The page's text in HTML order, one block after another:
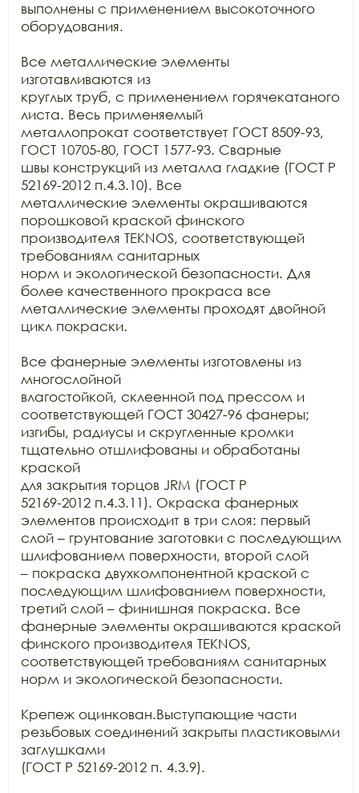
выполнены с применением высокоточного
оборудования.
Все металлические элементы
изготавливаются из
круглых труб, с применением горячекатаного
листа. Весь применяемый
металлопрокат соответствует ГОСТ 8509-93,
ГОСТ 10705-80, ГОСТ 1577-93. Сварные
швы конструкций из металла гладкие (ГОСТ Р
52169-2012 п.4.3.10). Все
металлические элементы окрашиваются
порошковой краской финского
производителя TEKNOS, соответствующей
требованиям санитарных
норм и экологической безопасности. Для
более качественного прокраса все
металлические элементы проходят двойной
цикл покраски.
Все фанерные элементы изготовлены из
многослойной
влагостойкой, склеенной под прессом и
соответствующей ГОСТ 30427-96 фанеры;
изгибы, радиусы и скругленные кромки
тщательно отшлифованы и обработаны
краской
для закрытия торцов JRM (ГОСТ Р
52169-2012 п.4.3.11). Окраска фанерных
элементов происходит в три слоя: первый
слой – грунтование заготовки с последующим
шлифованием поверхности, второй слой
– покраска двухкомпонентной краской с
последующим шлифованием поверхности,
третий слой – финишная покраска. Все
фанерные элементы окрашиваются краской
финского производителя TEKNOS,
соответствующей требованиям санитарных
норм и экологической безопасности.
Крепеж оцинкован.Выступающие части
резьбовых соединений закрыты пластиковыми
заглушками
(ГОСТ Р 52169-2012 п. 4.3.9).